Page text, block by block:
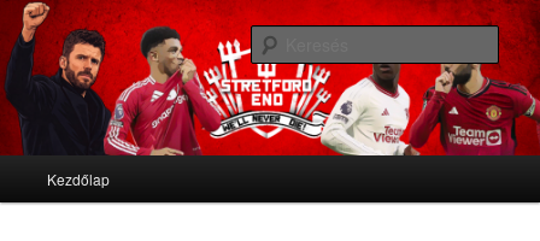
Stretford End
We'll never die
Tovább az elsődleges tartalomra
Tovább a másodlagos tartalomra
Kezdőlap